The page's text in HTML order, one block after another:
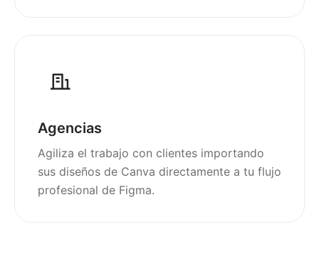
Agencias
Agiliza el trabajo con clientes importando
sus diseños de Canva directamente a tu flujo
profesional de Figma.